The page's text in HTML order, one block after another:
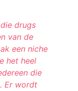
drugs
van de
een niche
het heel
die
Er wordt